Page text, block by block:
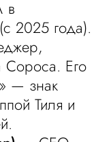
в
2025 года).
Его
— знак
Тиля и